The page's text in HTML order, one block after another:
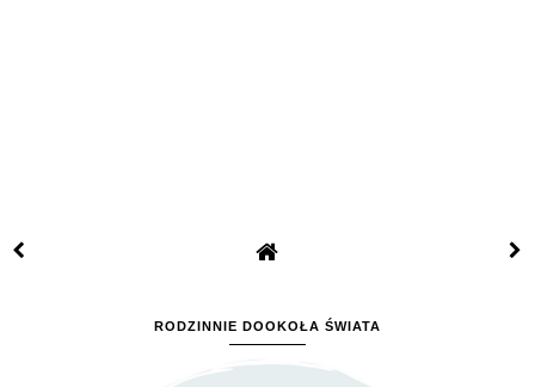
RODZINNIE DOOKOŁA ŚWIATA